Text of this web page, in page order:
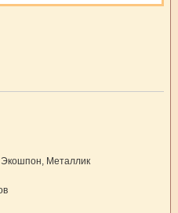
Металлик